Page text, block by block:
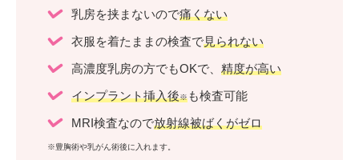
乳房を挟まないので痛くない
衣服を着たままの検査で見られない
高濃度乳房の方でもOKで、 精度が高い
インプラント挿入後※ も検査可能
MRI検査なので放射線被ばくがゼロ
※豊胸術や乳がん術後に入れます。